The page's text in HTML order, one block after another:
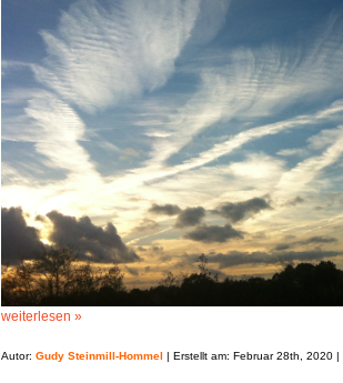
weiterlesen »
Autor: Gudy Steinmill-Hommel | Erstellt am: Februar 28th, 2020 |